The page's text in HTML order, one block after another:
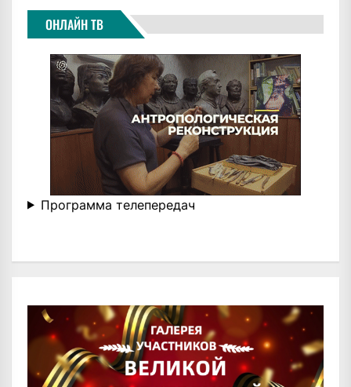
ОНЛАЙН ТВ
Программа телепередач